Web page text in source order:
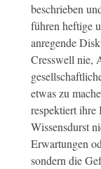
beschrieben
führen heftige
anregende
Cresswell nie,
etwas zu
respektiert
Wissensdurst
Erwartungen
sondern die